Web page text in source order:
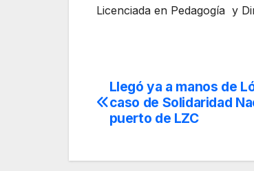
Licenciada en Pedagogía y
Navegación
de
Llegó ya a manos de
caso de Solidaridad
puerto de LZC